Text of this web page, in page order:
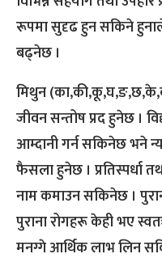
रूपमा सुदृढ हुन सकिने
बढ्नेछ ।
मिथुन
जीवन सन्तोष प्रद हुनेछ ।
आम्दानी गर्न सकिनेछ भने
फैसला हुनेछ । प्रतिस्पर्धा
नाम कमाउन सकिनेछ ।
पुराना रोगहरू केही भए
मनग्गे आर्थिक लाभ लिन